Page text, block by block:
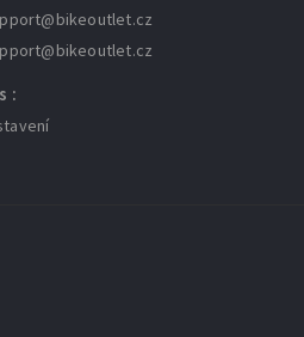
@bikeoutlet.cz
@bikeoutlet.cz
: